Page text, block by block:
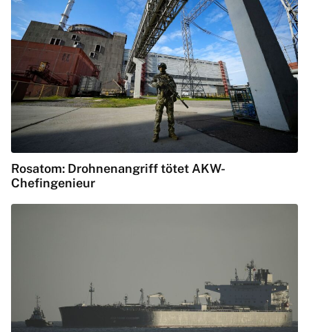
Rosatom: Drohnenangriff tötet AKW-
Chefingenieur